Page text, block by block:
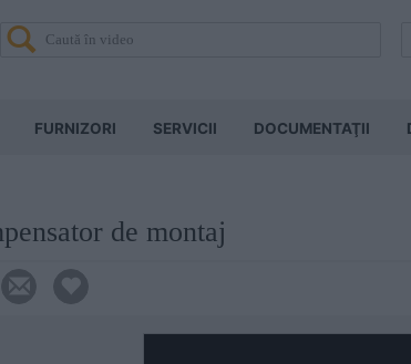
FURNIZORI SERVICII DOCUMENTAŢII
de montaj